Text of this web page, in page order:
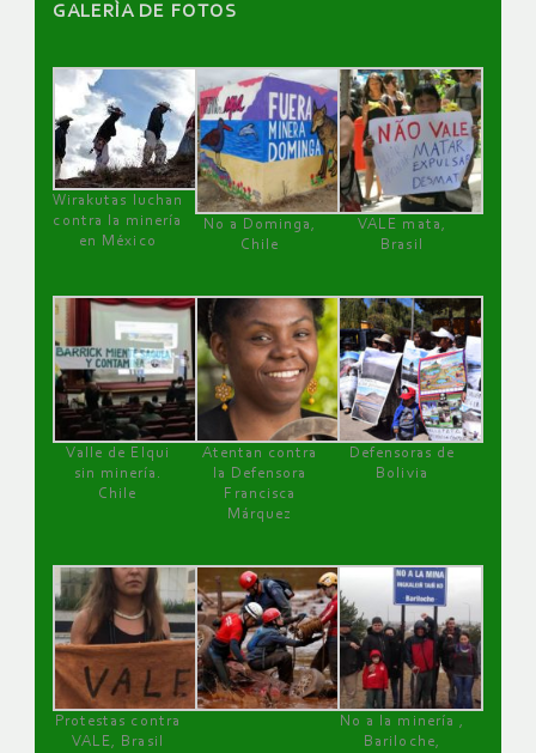
GALERÌA DE FOTOS
Wirakutas luchan
contra la minería
en México
No a Dominga,
Chile
VALE mata,
Brasil
Valle de Elqui
sin minería.
Chile
Atentan contra
la Defensora
Francisca
Márquez
Defensoras de
Bolivia
Protestas contra
VALE, Brasil
No a la minería ,
Bariloche,